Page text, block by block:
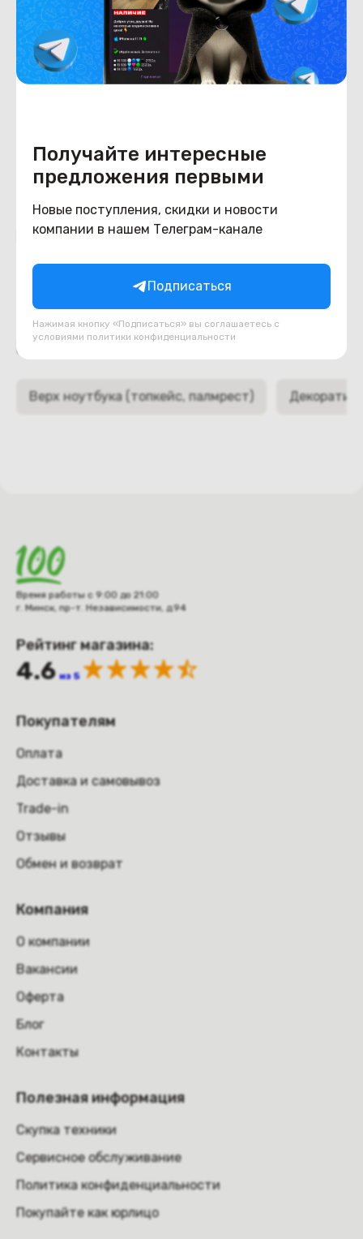
Получайте интересные
предложения первыми
Новые поступления, скидки и новости
компании в нашем Телеграм-канале
Подписаться
Нажимая кнопку «Подписаться» вы соглашаетесь с
условиями политики конфиденциальности
Состояние
Недостатки
состояние, запрос фото
уточнять у менеджера.
Состояние
Б/У
Похожие товары
Подборки товаров в категории
Верх ноутбука (топкейс, палмрест)
Время работы с 9:00 до 21:00
г. Минск, пр-т. Независимости, д.94
Рейтинг магазина:
4.6 из 5
Покупателям
Оплата
Доставка и самовывоз
Trade-in
Отзывы
Обмен и возврат
Компания
О компании
Вакансии
Оферта
Блог
Контакты
Полезная информация
Скупка техники
Сервисное обслуживание
Политика конфиденциальности
Покупайте как юрлицо